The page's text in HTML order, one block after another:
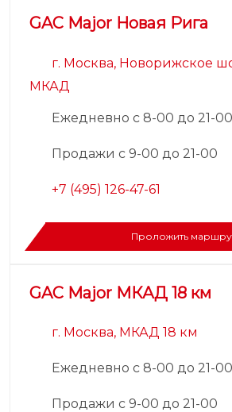
GAC Major Новая Рига
г. Москва, Новорижское
МКАД
Ежедневно с 8-00 до 21-00
Продажи с 9-00 до 21-00
+7 (495) 126-47-61
Проложить
GAC Major МКАД 18 км
г. Москва, МКАД 18 км
Ежедневно с 8-00 до 21-00
Продажи с 9-00 до 21-00